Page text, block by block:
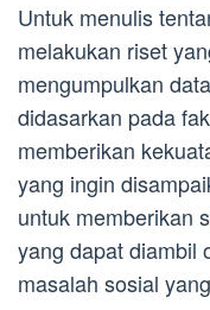
Untuk menulis
melakukan riset
mengumpulkan
didasarkan pada
memberikan
yang ingin
untuk memberikan
yang dapat diambil
masalah sosial